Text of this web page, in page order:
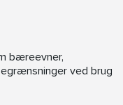
bæreevner,
ved brug